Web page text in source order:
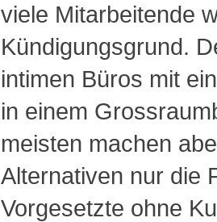
viele Mitarbeitende
Kündigungsgrund.
intimen Büros mit
in einem
meisten machen
Alternativen nur die
Vorgesetzte ohne